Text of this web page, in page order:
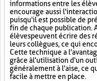
informations entre les
encourage aussi
puisqu'il est possible de
fin de chaque publication.
élèves peuvent écrire des
leurs collègues, ce qui
Cette technique a
grâce à l'utilisation d'un
généralement à l'aise, ce
facile à mettre en place.